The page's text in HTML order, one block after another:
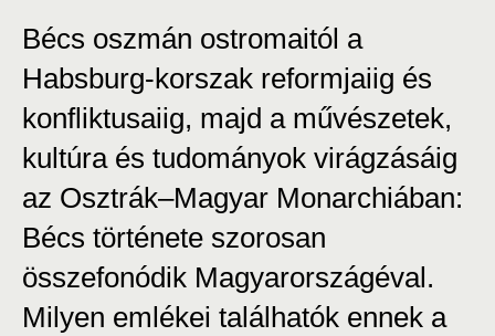
Bécs oszmán ostromaitól a
Habsburg-korszak reformjaiig és
konfliktusaiig, majd a művészetek,
kultúra és tudományok virágzásáig
az Osztrák–Magyar Monarchiában:
Bécs története szorosan
összefonódik Magyarországéval.
Milyen emlékei találhatók ennek a